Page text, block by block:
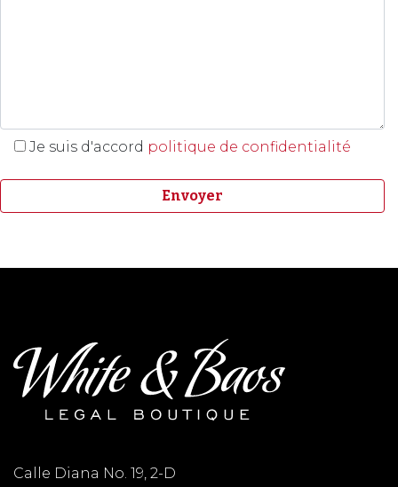
Je suis d'accord politique de confidentialité
Calle Diana No. 19, 2-D